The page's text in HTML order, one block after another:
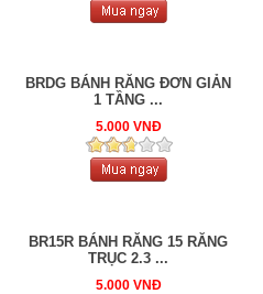
BRDG BÁNH RĂNG ĐƠN GIẢN
1 TẦNG ...
5.000 VNĐ
BR15R BÁNH RĂNG 15 RĂNG
TRỤC 2.3 ...
5.000 VNĐ